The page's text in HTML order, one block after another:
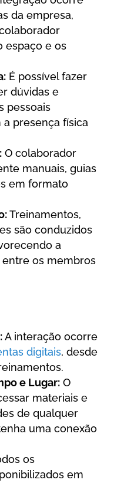
da empresa,
espaço e os
É possível fazer
dúvidas e
pessoais
presença física
O colaborador
manuais, guias
em formato
Treinamentos,
são conduzidos
a
os membros
A interação ocorre
digitais, desde
e Lugar:O
materiais e
de qualquer
uma conexão
os
em